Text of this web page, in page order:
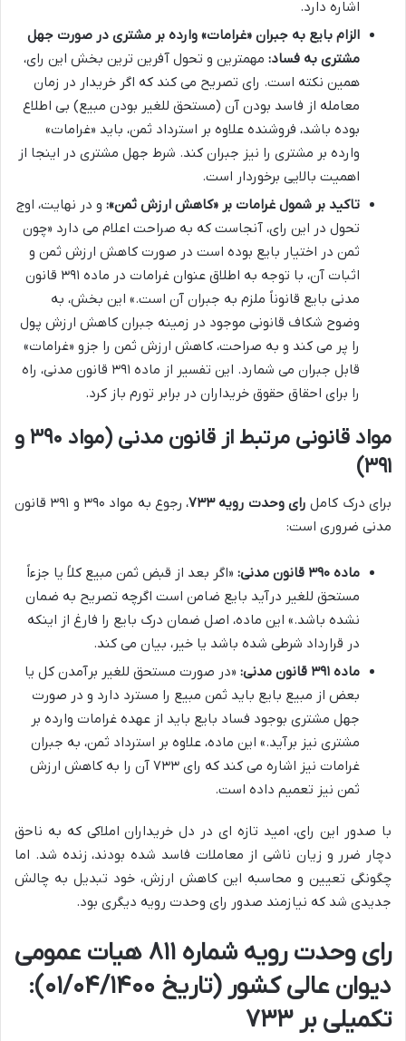
اشاره دارد.
الزام بایع به جبران «غرامات» وارده بر مشتری در صورت جهل
مشتری به فساد: مهمترین و تحول آفرین ترین بخش این رای،
همین نکته است. رای تصریح می کند که اگر خریدار در زمان
معامله از فاسد بودن آن (مستحق للغیر بودن مبیع) بی اطلاع
بوده باشد، فروشنده علاوه بر استرداد ثمن، باید «غرامات»
وارده بر مشتری را نیز جبران کند. شرط جهل مشتری در اینجا از
اهمیت بالایی برخوردار است.
تاکید بر شمول غرامات بر «کاهش ارزش ثمن»: و در نهایت، اوج
تحول در این رای، آنجاست که به صراحت اعلام می دارد «چون
ثمن در اختیار بایع بوده است در صورت کاهش ارزش ثمن و
اثبات آن، با توجه به اطلاق عنوان غرامات در ماده ۳۹۱ قانون
مدنی بایع قانوناً ملزم به جبران آن است.» این بخش، به
وضوح شکاف قانونی موجود در زمینه جبران کاهش ارزش پول
را پر می کند و به صراحت، کاهش ارزش ثمن را جزو «غرامات»
قابل جبران می شمارد. این تفسیر از ماده ۳۹۱ قانون مدنی، راه
را برای احقاق حقوق خریداران در برابر تورم باز کرد.
مواد قانونی مرتبط از قانون مدنی (مواد ۳۹۰ و
۳۹۱)
برای درک کامل رای وحدت رویه ۷۳۳
، رجوع به مواد ۳۹۰ و ۳۹۱ قانون
مدنی ضروری است:
ماده ۳۹۰ قانون مدنی:
«اگر بعد از قبض ثمن مبیع کلاً یا جزءاً
مستحق للغیر درآید بایع ضامن است اگرچه تصریح به ضمان
نشده باشد.» این ماده، اصل ضمان درک بایع را فارغ از اینکه
در قرارداد شرطی شده باشد یا خیر، بیان می کند.
ماده ۳۹۱ قانون مدنی:
«در صورت مستحق للغیر برآمدن کل یا
بعض از مبیع بایع باید ثمن مبیع را مسترد دارد و در صورت
جهل مشتری بوجود فساد بایع باید از عهده غرامات وارده بر
مشتری نیز برآید.» این ماده، علاوه بر استرداد ثمن، به جبران
غرامات نیز اشاره می کند که رای ۷۳۳ آن را به کاهش ارزش
ثمن نیز تعمیم داده است.
با صدور این رای، امید تازه ای در دل خریداران املاکی که به ناحق
دچار ضرر و زیان ناشی از معاملات فاسد شده بودند، زنده شد. اما
چگونگی تعیین و محاسبه این کاهش ارزش، خود تبدیل به چالش
جدیدی شد که نیازمند صدور رای وحدت رویه دیگری بود.
رای وحدت رویه شماره ۸۱۱ هیات عمومی
دیوان عالی کشور (تاریخ ۰۱/۰۴/۱۴۰۰):
تکمیلی بر ۷۳۳